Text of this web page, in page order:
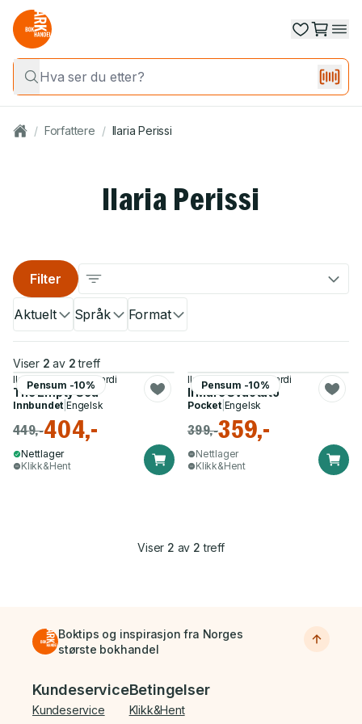
/ Forfattere / Ilaria Perissi
Ilaria Perissi
Aktuelt Språk Format
Filter
Viser 2 av 2 treff
Pensum -10%
Ilaria Perissi, Ugo Bardi
The Empty Sea
Innbundet |Engelsk
449,-404,-
Nettlager
Klikk&Hent
Pensum -10%
Ilaria Perissi, Ugo Bardi
Il Mare Svuotato
Pocket| Engelsk
399,-359,-
Nettlager
Klikk&Hent
Viser 2 av 2 treff
Boktips og inspirasjon fra Norges
største bokhandel
Bunnmeny
Kundeservice
Kundeservice
Betingelser
Klikk&Hent